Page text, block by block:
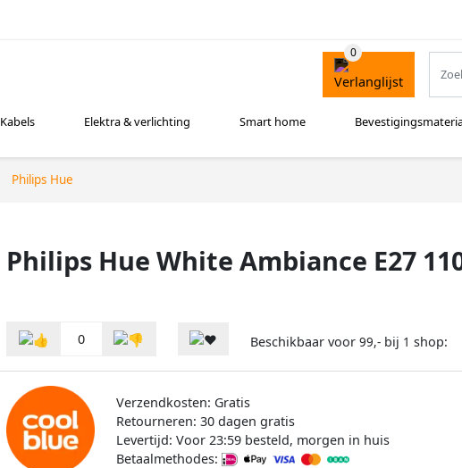
Kabels Elektra & verlichting Smart home
Philips Hue
Philips Hue White Ambiance E27
0 Beschikbaar voor 99,- bij 1 shop:
Verzendkosten: Gratis
Retourneren: 30 dagen gratis
Levertijd: Voor 23:59 besteld, morgen in huis
Betaalmethodes: